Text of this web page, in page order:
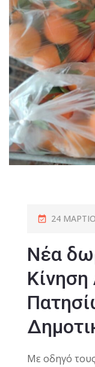
24
Νέα
Με οδηγό